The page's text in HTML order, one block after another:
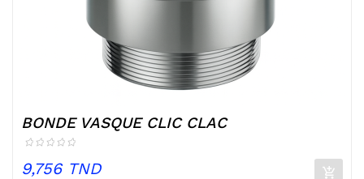
BONDE VASQUE CLIC CLAC
Prix
9,756 TND